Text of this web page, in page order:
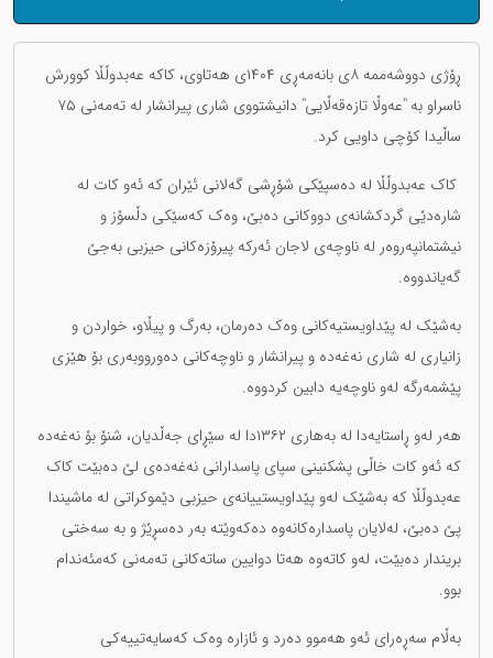
ڕۆژی دووشەممە ٨ی بانەمەڕی ۱۴۰۴ی هەتاوی، کاکە عەبدوڵڵا کوورش
ناسراو بە ''عەوڵا تازەقەڵایی'' دانیشتووی شاری پیرانشار لە تەمەنی ۷۵
ساڵیدا کۆچی داویی کرد.
کاک عەبدوڵڵا لە دەسپێکی شۆڕشی گەلانی ئێران کە ئەو کات لە
شارەدێی گردکشانەی دووکانی دەبێ، وەک کەسێکی دڵسۆز و
نیشتمانپەروەر لە ناوچەی لاجان ئەرکە پیرۆزەکانی حیزبی بەجێ
گەیاندووە.
بەشێک لە پێداویستیەکانی وەک دەرمان، بەرگ و پیڵاو، خواردن و
زانیاری لە شاری نەغەدە و پیرانشار و ناوچەکانی دەورووبەری بۆ هێزی
پێشمەرگە لەو ناوچەیە دابین کردووە.
هەر لەو ڕاستایەدا لە بەهاری ۱۳۶۲دا لە سێڕای جەڵدیان، شنۆ بۆ نەغەدە
کە ئەو کات خاڵی پشکنینی سپای پاسدارانی نەغەدەی لێ دەبێت کاک
عەبدوڵڵا کە بەشێک لەو پێداویستییانەی حیزبی دێموکراتی لە ماشیندا
پێ دەبێ، لەلایان پاسدارەکانەوە دەکەوێتە بەر دەسڕێژ و بە سەختی
بریندار دەبێت، لەو کاتەوە هەتا دوایین ساتەکانی تەمەنی کەمئەندام
بوو.
بەڵام سەڕەرای ئەو هەموو دەرد و ئازارە وەک کەسایەتییەکی